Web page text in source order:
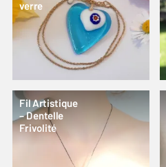
verre
Fil Artistique
– Dentelle
Frivolité